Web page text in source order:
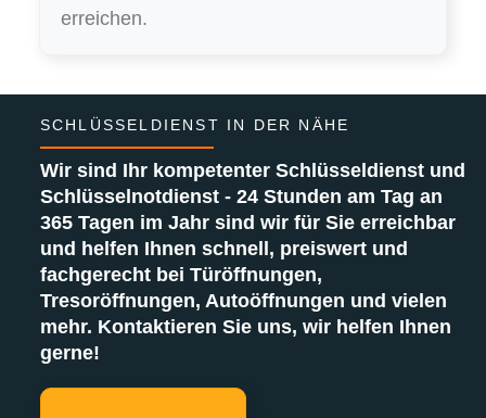
erreichen.
SCHLÜSSELDIENST IN DER NÄHE
Wir sind Ihr kompetenter Schlüsseldienst und
Schlüsselnotdienst - 24 Stunden am Tag an
365 Tagen im Jahr sind wir für Sie erreichbar
und helfen Ihnen schnell, preiswert und
fachgerecht bei Türöffnungen,
Tresoröffnungen, Autoöffnungen und vielen
mehr. Kontaktieren Sie uns, wir helfen Ihnen
gerne!